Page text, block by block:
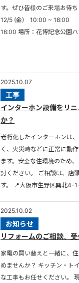
す。ぜひ皆様のご来場お待
12/5 (金) 10:00 ~
16:00 場所：花博記念公園
2025.10.07
工事
インターホン設備をリ
か？
老朽化したインターホンは
く、火災時などに正常に動
ます。安全な住環境のため
討ください。 ご相談は、店
す。 📍大阪市生野区巽北4-
2025.10.02
お知らせ
リフォームのご相談、受
家電の買い替えと一緒に、
めませんか？ キッチン・ト
な工事もお任せください。